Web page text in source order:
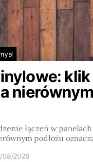
nierównym
łączeń w panelach
podłożu
08/2026